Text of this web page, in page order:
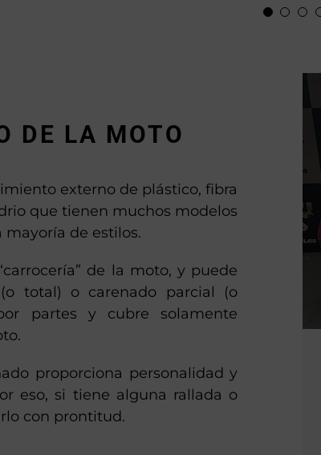
DE LA MOTO
externo de plástico, fibra
que tienen muchos modelos
de estilos.
de la moto, y puede
total) o carenado parcial (o
partes y cubre solamente
proporciona personalidad y
eso, si tiene alguna rallada o
con prontitud.